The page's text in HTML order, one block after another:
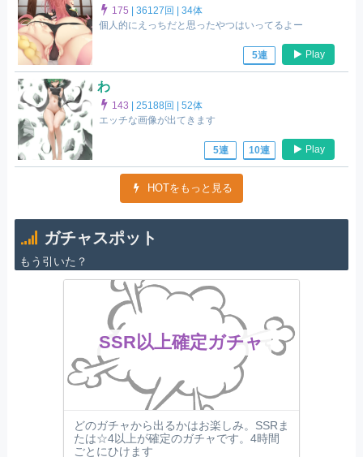
175 |36127回 |34体
個人的にえっちだと思ったやつはいってるよー
5連 Play
わ
143 |25188回 |52体
エッチな画像が出てきます
5連 10連 Play
HOTをもっと見る
ガチャスポット
もう引いた？
SSR以上確定ガチャ
どのガチャから出るかはお楽しみ。SSRま
たは☆4以上が確定のガチャです。4時間
ごとにひけます